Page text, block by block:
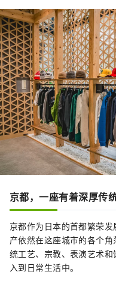
京都，一座有着深厚传
京都作为日本的首都繁荣
产依然在这座城市的各个
统工艺、宗教、表演艺术
入到日常生活中。